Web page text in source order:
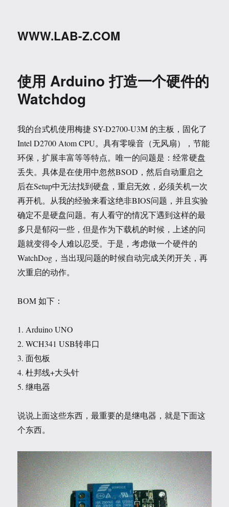
WWW.LAB-Z.COM
使用 Arduino 打造一个硬件的
Watchdog
我的台式机使用梅捷 SY-D2700-U3M 的主板，固化了
Intel D2700 Atom CPU。具有零噪音（无风扇），节能
环保，扩展丰富等等特点。唯一的问题是：经常硬盘
丢失。具体是在使用中忽然BSOD，然后自动重启之
后在Setup中无法找到硬盘，重启无效，必须关机一次
再开机。从我的经验来看这绝非BIOS问题，并且实验
确定不是硬盘问题。有人看守的情况下遇到这样的最
多只是郁闷一些，但是作为下载机的时候，上述的问
题就变得令人难以忍受。于是，考虑做一个硬件的
WatchDog，当出现问题的时候自动完成关闭开关，再
次重启的动作。
BOM 如下：
1. Arduino UNO
2. WCH341 USB转串口
3. 面包板
4. 杜邦线+大头针
5. 继电器
说说上面这些东西，最重要的是继电器，就是下面这
个东西。